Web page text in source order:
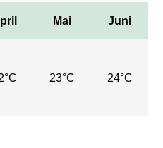
Mai Juni
23°C 24°C